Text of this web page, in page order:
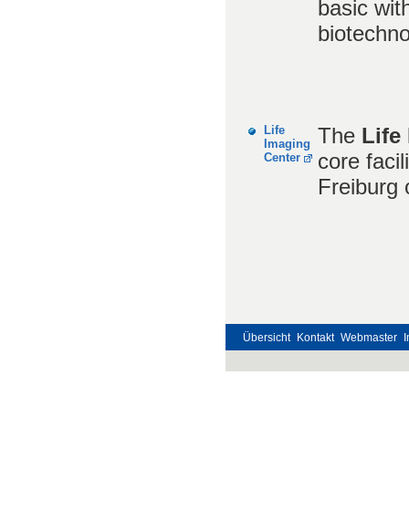
basic
Life
Imaging
Center
The Life
core
Freiburg
Übersicht Kontakt Webmaster